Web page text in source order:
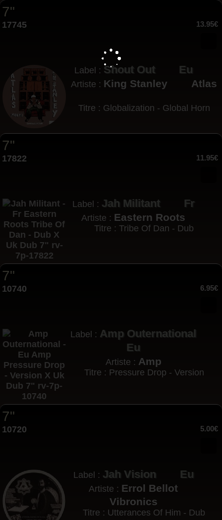
7"
17745 13.95€
Label : Shout Out Eu
Artiste : King Stanley Atlas
Titre : Globalization - Global Horn
7"
17822 11.95€
Label : Jah Militant Fr
Artiste : Eastern Roots
Titre : Tribe Of Dan - Dub
7"
10740 6.95€
Label : Amp Outernational
Eu
Artiste : Amp
Titre : Pressure Drop - Version
7"
10720 5.00€
Label : Jah Vision Eu
Artiste : Errol Bellot
Vibronics
Titre : Utterances Of Him - Dub